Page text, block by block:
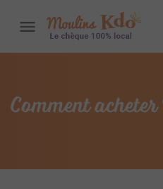
Comment